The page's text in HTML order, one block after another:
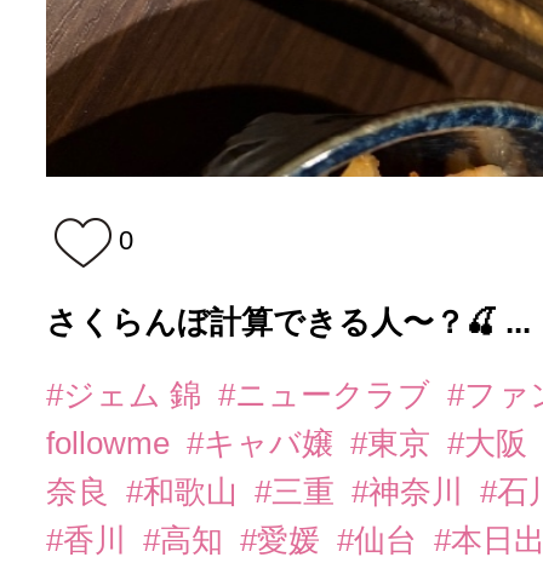
0
さくらんぼ計算できる人〜？🍒 ...
#ジェム 錦 #ニュークラブ #ファ
followme #キャバ嬢 #東京 #大阪
奈良
#和歌山 #三重 #神奈川
#石
#香川
#高知 #愛媛 #仙台 #本日